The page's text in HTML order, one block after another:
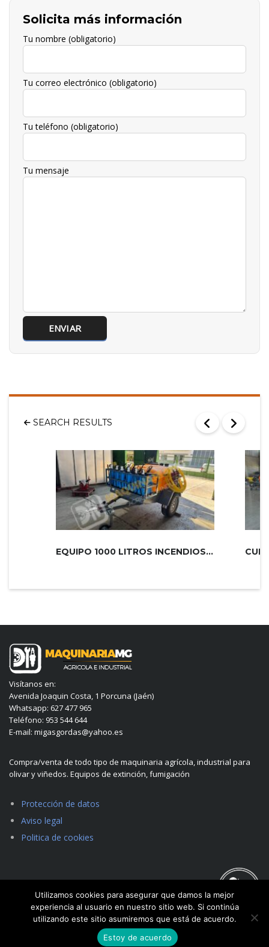
Solicita más información
Tu nombre (obligatorio)
Tu correo electrónico (obligatorio)
Tu teléfono (obligatorio)
Tu mensaje
SEARCH RESULTS
EQUIPO 1000 LITROS INCENDIOS PLUS 2...
Visítanos en:
Avenida Joaquin Costa, 1 Porcuna (Jaén)
Whatsapp: 627 477 965
Teléfono: 953 544 644
E-mail: migasgordas@yahoo.es
Compra/venta de todo tipo de maquinaria agrícola, industrial para
olivar y viñedos. Equipos de extinción, fumigación
Protección de datos
Aviso legal
Politica de cookies
Utilizamos cookies para asegurar que damos la mejor
experiencia al usuario en nuestro sitio web. Si continúa
utilizando este sitio asumiremos que está de acuerdo.
Estoy de acuerdo